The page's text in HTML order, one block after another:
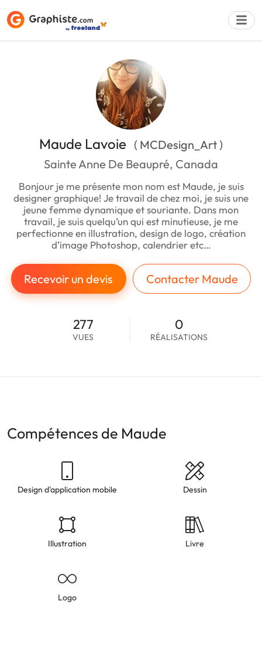
Maude Lavoie ( MCDesign_Art )
Sainte Anne De Beaupré, Canada
Bonjour je me présente mon nom est Maude, je suis
designer graphique! Je travail de chez moi, je suis une
jeune femme dynamique et souriante. Dans mon
travail, je suis quelqu’un qui est minutieuse, je me
perfectionne en illustration, design de logo, création
d’image Photoshop, calendrier etc…
Recevoir un devis Contacter Maude
277
VUES
0
RÉALISATIONS
Compétences de Maude
Design d'application mobile Dessin
Illustration Livre
Logo